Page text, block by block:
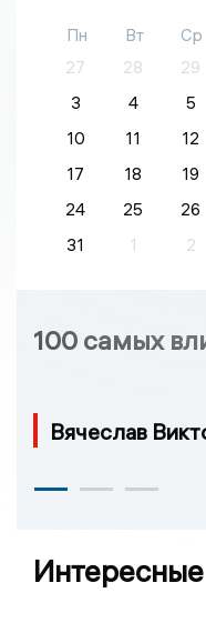
Пн Вт Ср
27
28 29
3
4 5
10
11 12
17
18 19
24
25 26
31
1 2
100 самых
Вячеслав